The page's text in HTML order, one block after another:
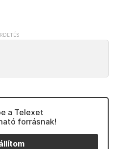
a Telexet
forrásnak!